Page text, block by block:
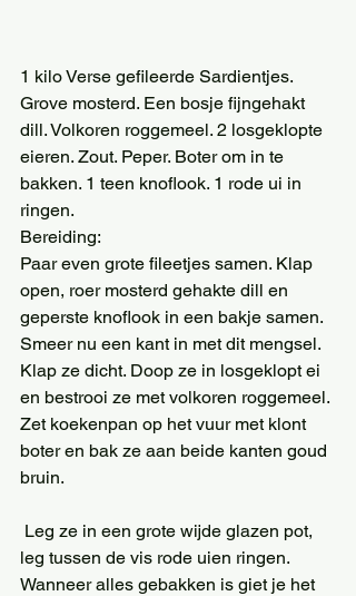
1 kilo Verse gefileerde Sardientjes.
Grove mosterd. Een bosje fijngehakt
dill. Volkoren roggemeel. 2 losgeklopte
eieren. Zout. Peper. Boter om in te
bakken. 1 teen knoflook. 1 rode ui in
ringen.
Bereiding:
Paar even grote fileetjes samen. Klap
open, roer mosterd gehakte dill en
geperste knoflook in een bakje samen.
Smeer nu een kant in met dit mengsel.
Klap ze dicht. Doop ze in losgeklopt ei
en bestrooi ze met volkoren roggemeel.
Zet koekenpan op het vuur met klont
boter en bak ze aan beide kanten goud
bruin.
leg tussen de vis rode uien ringen.
Wanneer alles gebakken is giet je het